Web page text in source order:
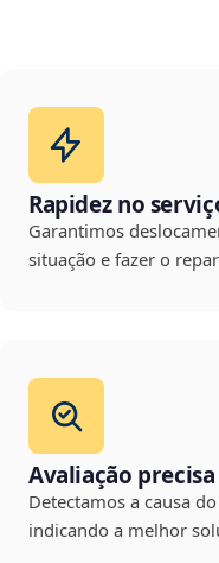
Rapidez no
Garantimos
situação e fazer o
Avaliação precisa
Detectamos a causa
indicando a melhor